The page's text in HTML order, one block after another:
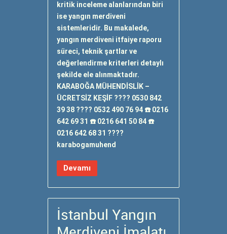
kritik inceleme alanlarından biri
ise yangın merdiveni
sistemleridir. Bu makalede,
yangın merdiveni itfaiye raporu
süreci, teknik şartlar ve
değerlendirme kriterleri detaylı
şekilde ele alınmaktadır.
KARABOĞA MÜHENDİSLİK –
ÜCRETSİZ KEŞİF ???? 0530 842
39 38 ???? 0532 490 76 94 ☎️ 0216
642 69 31 ☎️ 0216 641 50 84 ☎️
0216 642 68 31 ????
karabogamuhend
Devamı
İstanbul Yangın